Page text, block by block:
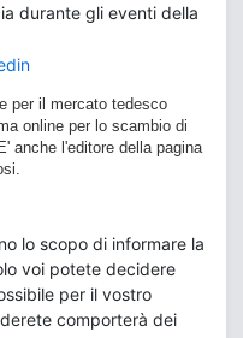
durante gli eventi della
per il mercato tedesco
online per lo scambio di
anche l'editore della pagina
lo scopo di informare la
voi potete decidere
per il vostro
comporterà dei